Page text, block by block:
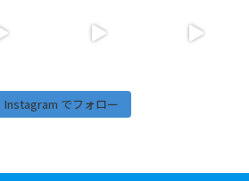
Instagram でフォロー